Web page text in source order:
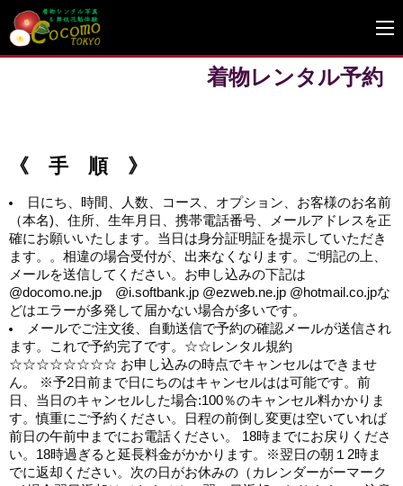
着物レンタル予約
《 手 順 》
日にち、時間、人数、コース、オプション、お客様のお名前
（本名)、住所、生年月日、携帯電話番号、メールアドレスを正
確にお願いいたします。当日は身分証明証を提示していただき
ます。。相違の場合受付が、出来なくなります。ご明記の上、
メールを送信してください。お申し込みの下記は
@docomo.ne.jp @i.softbank.jp @ezweb.ne.jp @hotmail.co.jpな
どはエラーが多発して届かない場合が多いです。
メールでご注文後、自動送信で予約の確認メールが送信され
ます。これで予約完了です。☆☆レンタル規約
☆☆☆☆☆☆☆☆ お申し込みの時点でキャンセルはできませ
ん。 ※予2日前まで日にちのはキャンセルはは可能です。前
日、当日のキャンセルした場合:100％のキャンセル料かかりま
す。慎重にご予約ください。日程の前倒し変更は空いていれば
前日の午前中までにお電話ください。 18時までにお戻りくださ
い。18時過ぎると延長料金がかかります。※翌日の朝１2時ま
でに返却ください。次の日がお休みの（カレンダーがーマーク